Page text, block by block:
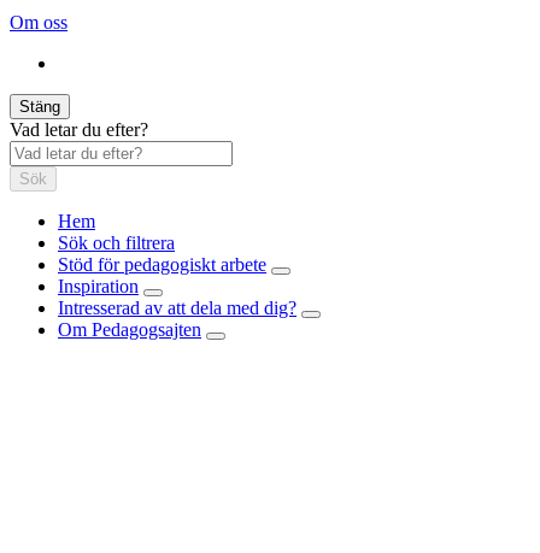
Om oss
Stäng
Vad letar du efter?
Sök
Hem
Sök och filtrera
Stöd för pedagogiskt arbete
Inspiration
Intresserad av att dela med dig?
Om Pedagogsajten